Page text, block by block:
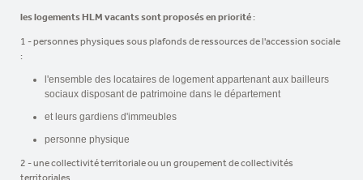
les logements HLM vacants sont proposés en priorité :
1 - personnes physiques sous plafonds de ressources de l'accession sociale
:
l'ensemble des locataires de logement appartenant aux bailleurs
sociaux disposant de patrimoine dans le département
et leurs gardiens d'immeubles
personne physique
2 - une collectivité territoriale ou un groupement de collectivités